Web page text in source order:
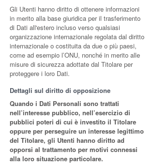
Gli Utenti hanno diritto di ottenere informazioni
in merito alla base giuridica per il trasferimento
di Dati all'estero incluso verso qualsiasi
organizzazione internazionale regolata dal diritto
internazionale o costituita da due o più paesi,
come ad esempio l’ONU, nonché in merito alle
misure di sicurezza adottate dal Titolare per
proteggere i loro Dati.
Dettagli sul diritto di opposizione
Quando i Dati Personali sono trattati
nell’interesse pubblico, nell’esercizio di
pubblici poteri di cui è investito il Titolare
oppure per perseguire un interesse legittimo
del Titolare, gli Utenti hanno diritto ad
opporsi al trattamento per motivi connessi
alla loro situazione particolare.